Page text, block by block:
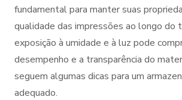
fundamental para manter suas
qualidade das impressões ao longo do
exposição à umidade e à luz pode
desempenho e a transparência do
seguem algumas dicas para um
adequado.